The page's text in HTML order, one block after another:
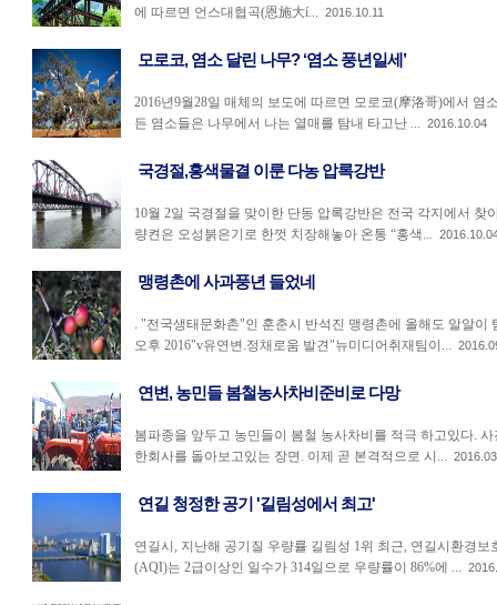
에 따르면 언스대협곡(恩施大í... 2016.10.11
모로코, 염소 달린 나무? ‘염소 풍년일세’
2016년9월28일 매체의 보도에 따르면 모로코(摩洛哥)에서 염
든 염소들은 나무에서 나는 열매를 탐내 타고난 ... 2016.10.04
국경절,홍색물결 이룬 다농 압록강반
10월 2일 국경절을 맞이한 단동 압록강반은 전국 각지에서 찾
량켠은 오성붉은기로 한껏 치장해놓아 온통 “홍색...
맹령촌에 사과풍년 들었네
. "전국생태문화촌"인 훈춘시 반석진 맹령촌에 올해도 알알이
오후 2016"v유연변.정채로움 발견"뉴미디어취재팀이...
연변, 농민들 봄철농사차비준비로 다망
봄파종을 앞두고 농민들이 봄철 농사차비를 적극 하고있다.
한회사를 돌아보고있는 장면. 이제 곧 본격적으로 시...
연길 청정한 공기 '길림성에서 최고'
연길시, 지난해 공기질 우량률 길림성 1위 최근, 연길시환경
(AQI)는 2급이상인 일수가 314일으로 우량률이 86%에 ...